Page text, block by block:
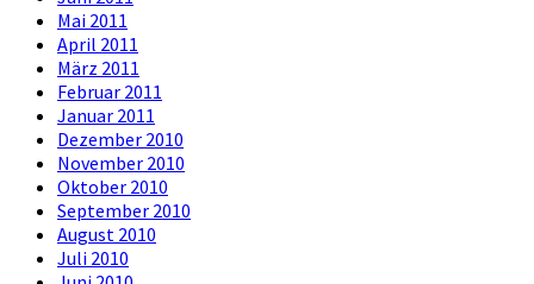
Mai 2011
April 2011
März 2011
Februar 2011
Januar 2011
Dezember 2010
November 2010
Oktober 2010
September 2010
August 2010
Juli 2010